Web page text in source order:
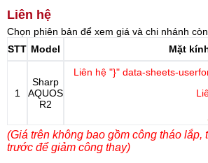
Liên hệ
Chọn phiên bản để xem giá và chi nhánh
STT Model Mặt
1
Sharp
AQUOS
R2
Liên hệ "}" data-sheets-
(Giá trên không bao gồm công tháo lắp,
trước để giảm công thay)